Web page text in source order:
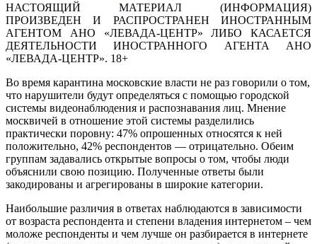
НАСТОЯЩИЙ МАТЕРИАЛ (ИНФОРМАЦИЯ)
ПРОИЗВЕДЕН И РАСПРОСТРАНЕН ИНОСТРАННЫМ
АГЕНТОМ АНО «ЛЕВАДА-ЦЕНТР» ЛИБО КАСАЕТСЯ
ДЕЯТЕЛЬНОСТИ ИНОСТРАННОГО АГЕНТА АНО
«ЛЕВАДА-ЦЕНТР». 18+
Во время карантина московские власти не раз говорили о том,
что нарушители будут определяться с помощью городской
системы видеонаблюдения и распознавания лиц. Мнение
москвичей в отношение этой системы разделились
практически поровну: 47% опрошенных относятся к ней
положительно, 42% респондентов — отрицательно. Обеим
группам задавались открытые вопросы о том, чтобы люди
объяснили свою позицию. Полученные ответы были
закодированы и агрегированы в широкие категории.
Наибольшие различия в ответах наблюдаются в зависимости
от возраста респондента и степени владения интернетом – чем
моложе респонденты и чем лучше он разбирается в интернете